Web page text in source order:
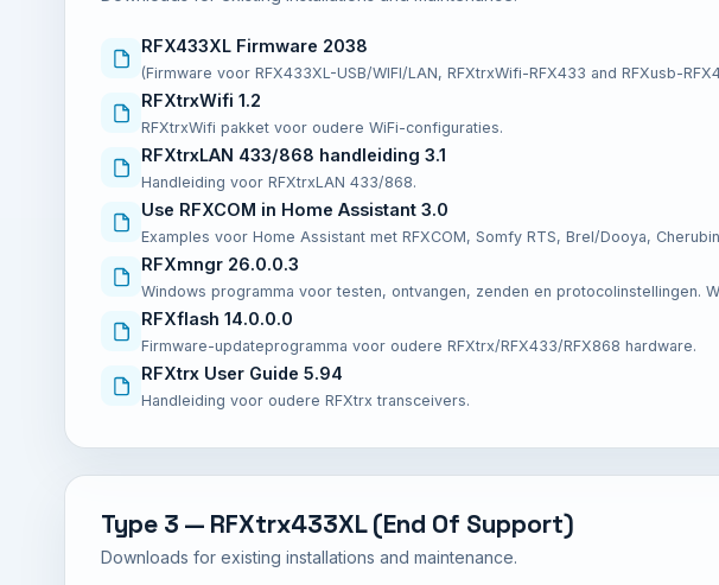
RFX433XL Firmware 2038
(Firmware voor RFX433XL-USB/WIFI/LAN, RFXtrxWifi-RFX433 and RFXusb-
RFXtrxWifi 1.2
RFXtrxWifi pakket voor oudere WiFi-configuraties.
RFXtrxLAN 433/868 handleiding 3.1
Handleiding voor RFXtrxLAN 433/868.
Use RFXCOM in Home Assistant 3.0
Examples voor Home Assistant met RFXCOM, Somfy RTS, Brel/Dooya,
RFXmngr 26.0.0.3
Windows programma voor testen, ontvangen, zenden en protocolinstellingen.
RFXflash 14.0.0.0
Firmware-updateprogramma voor oudere RFXtrx/RFX433/RFX868 hardware.
RFXtrx User Guide 5.94
Handleiding voor oudere RFXtrx transceivers.
Type 3 — RFXtrx433XL (End Of Support)
Downloads for existing installations and maintenance.